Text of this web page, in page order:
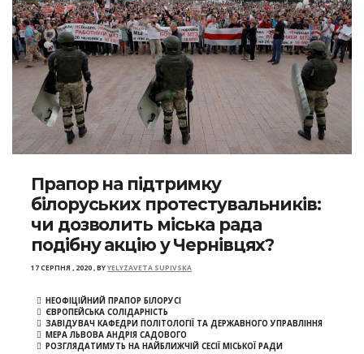
Прапор на підтримку
білоруських протестувальників:
чи дозволить міська рада
подібну акцію у Чернівцях?
17 СЕРПНЯ , 2020,BYYELYZAVETA SUPIVSKA
НЕОФІЦІЙНИЙ ПРАПОР БІЛОРУСІ
ЄВРОПЕЙСЬКА СОЛІДАРНІСТЬ
ЗАВІДУВАЧ КАФЕДРИ ПОЛІТОЛОГІЇ ТА ДЕРЖАВНОГО УПРАВЛІННЯ
МЕРА ЛЬВОВА АНДРІЯ САДОВОГО
РОЗГЛЯДАТИМУТЬ НА НАЙБЛИЖЧІЙ СЕСІЇ МІСЬКОЇ РАДИ